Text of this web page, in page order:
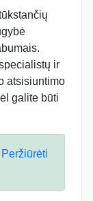
ir
atsisiuntimo
galite būti